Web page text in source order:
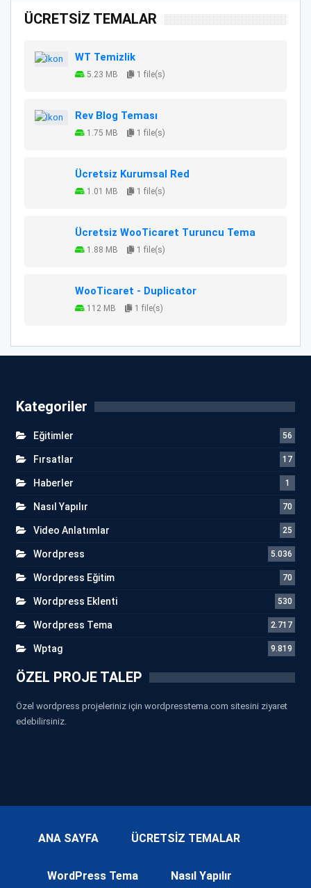
ÜCRETSİZ TEMALAR
WT Temizlik
5.23 MB 1 file(s)
Rev Blog Teması
1.75 MB 1 file(s)
Ücretsiz Kurumsal Red
1.01 MB 1 file(s)
Ücretsiz WooTicaret Turuncu Tema
1.88 MB 1 file(s)
WooTicaret - Duplicator
112 MB 1 file(s)
Kategoriler
Eğitimler 56
Fırsatlar 17
Haberler 1
Nasıl Yapılır 70
Video Anlatımlar 25
Wordpress 5.036
Wordpress Eğitim 70
Wordpress Eklenti 530
Wordpress Tema 2.717
Wptag 9.819
ÖZEL PROJE TALEP
Özel wordpress projeleriniz için wordpresstema.com sitesini ziyaret
edebilirsiniz.
ANA SAYFA ÜCRETSİZ TEMALAR
WordPress Tema Nasıl Yapılır